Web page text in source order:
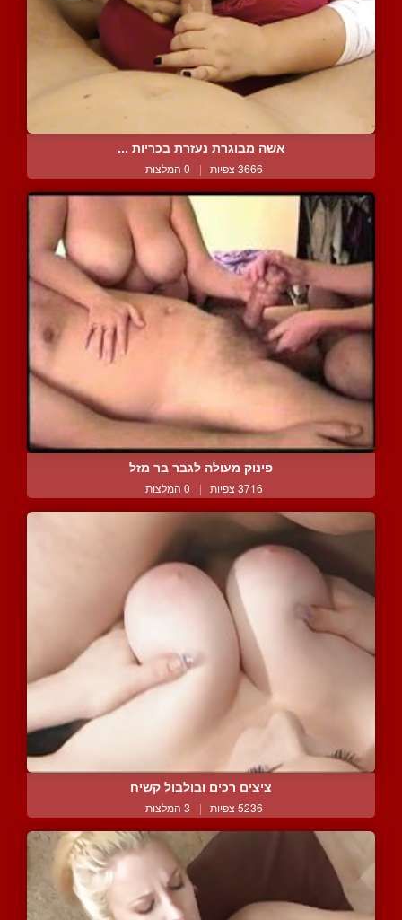
אשה מבוגרת נעזרת בכריות ...
3666 צפיות | 0 המלצות
פינוק מעולה לגבר בר מזל
3716 צפיות | 0 המלצות
ציצים רכים ובולבול קשיח
5236 צפיות | 3 המלצות